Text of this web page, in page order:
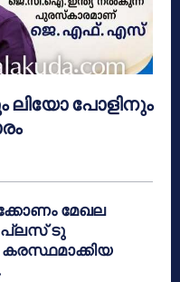
ലിയോ പോളിനും
മേഖല
പ്ലസ് ടു